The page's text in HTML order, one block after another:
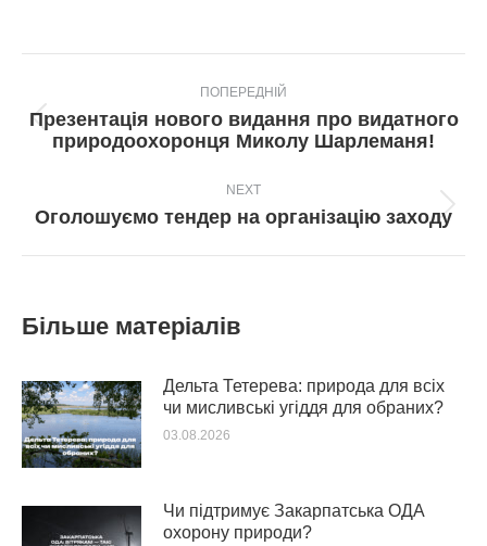
navigation
ПОПЕРЕДНІЙ
Попередній
пост:
Презентація нового видання про видатного
природоохоронця Миколу Шарлеманя!
NEXT
Next
Оголошуємо тендер на організацію заходу
Більше матеріалів
Дельта Тетерева: природа для всіх
чи мисливські угіддя для обраних?
03.08.2026
Чи підтримує Закарпатська ОДА
охорону природи?